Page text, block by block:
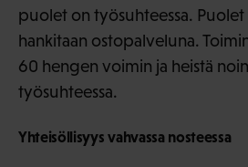
puolet on työsuhteessa.
hankitaan ostopalveluna.
60 hengen voimin ja heistä
työsuhteessa.
Yhteisöllisyys vahvassa nosteessa